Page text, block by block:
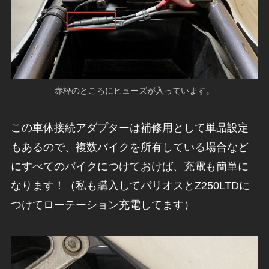
赤枠のところにヒューズが入っています。
この車体接続アダプターは補修用として単品設定
もあるので、複数バイクを所有している場合など
にすべてのバイクにつけておけば、充電も簡単に
なります！（私も購入してバリオスとZ250LTDに
つけてローテーション充電してます）